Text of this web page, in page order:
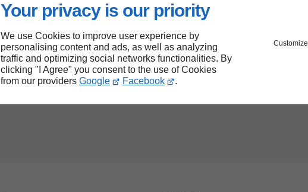
Your privacy is our priority
We use Cookies to improve user experience by
personalising content and ads, as well as analyzing
traffic and optimizing social networks functionalities. By
clicking "I Agree" you consent to the use of Cookies
from our providers Google Facebook .
Customize